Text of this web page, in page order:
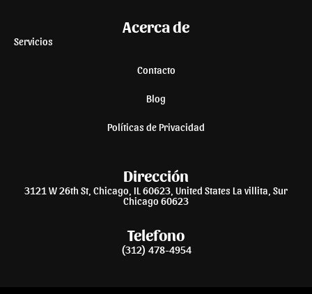
Acerca de
Servicios
Contacto
Blog
Políticas de Privacidad
Dirección
3121 W 26th St, Chicago, IL 60623, United States La villita, Sur
Chicago 60623
Telefono
(312) 478-4954